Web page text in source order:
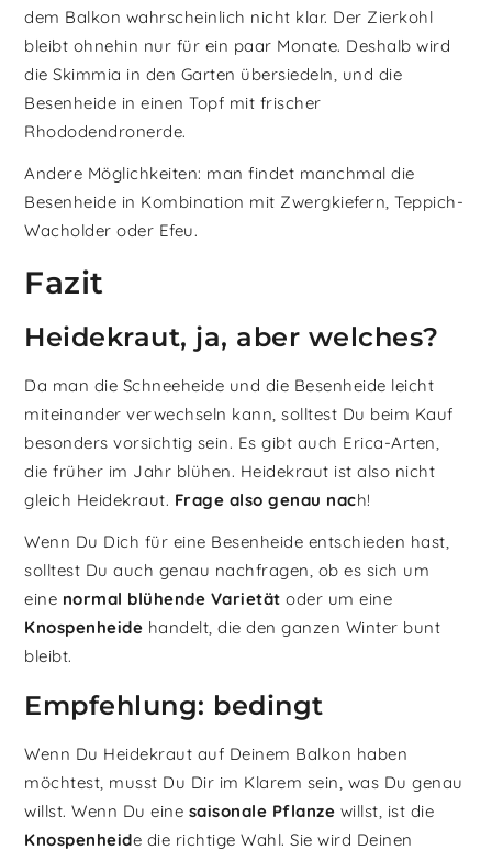
dem Balkon wahrscheinlich nicht klar. Der Zierkohl
bleibt ohnehin nur für ein paar Monate. Deshalb wird
die Skimmia in den Garten übersiedeln, und die
Besenheide in einen Topf mit frischer
Rhododendronerde.
Andere Möglichkeiten: man findet manchmal die
Besenheide in Kombination mit Zwergkiefern, Teppich-
Wacholder oder Efeu.
Fazit
Heidekraut, ja, aber welches?
Da man die Schneeheide und die Besenheide leicht
miteinander verwechseln kann, solltest Du beim Kauf
besonders vorsichtig sein. Es gibt auch Erica-Arten,
die früher im Jahr blühen. Heidekraut ist also nicht
gleich Heidekraut. Frage also genau nach!
Wenn Du Dich für eine Besenheide entschieden hast,
solltest Du auch genau nachfragen, ob es sich um
eine normal blühende Varietät oder um eine
Knospenheide handelt, die den ganzen Winter bunt
bleibt.
Empfehlung: bedingt
Wenn Du Heidekraut auf Deinem Balkon haben
möchtest, musst Du Dir im Klarem sein, was Du genau
willst. Wenn Du eine saisonale Pflanze willst, ist die
Knospenheide die richtige Wahl. Sie wird Deinen